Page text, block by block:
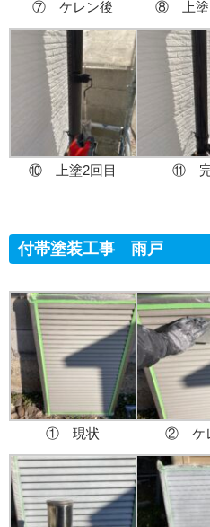
⑦ ケレン後 ⑧ 上塗
⑩ 上塗2回目 ⑪ 完
付帯塗装工事 雨戸
① 現状 ② ケ